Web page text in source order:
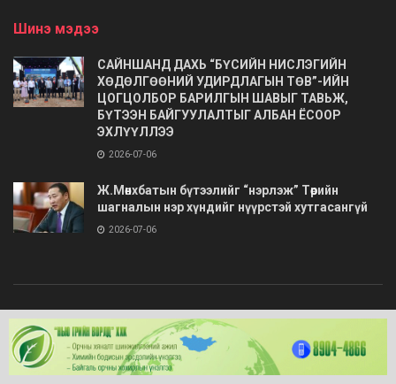
Шинэ мэдээ
САЙНШАНД ДАХЬ “БҮСИЙН НИСЛЭГИЙН
ХӨДӨЛГӨӨНИЙ УДИРДЛАГЫН ТӨВ”-ИЙН
ЦОГЦОЛБОР БАРИЛГЫН ШАВЫГ ТАВЬЖ,
БҮТЭЭН БАЙГУУЛАЛТЫГ АЛБАН ЁСООР
ЭХЛҮҮЛЛЭЭ
2026-07-06
Ж.Мөнхбатын бүтээлийг “нэрлэж” Төрийн
шагналын нэр хүндийг нүүрстэй хутгасангүй
2026-07-06
© 2020 Barimt.com- Зохиогчийн эрх хуулиар хамгаалагдсан. Загварыг
ONLINE MEDIA LLC.